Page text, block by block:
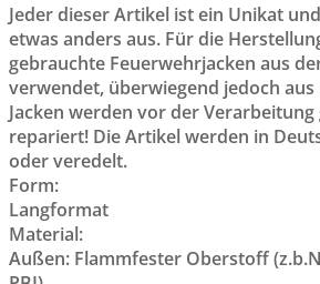
Jeder dieser Artikel ist ein Unikat
etwas anders aus. Für die
gebrauchte Feuerwehrjacken aus
verwendet, überwiegend jedoch aus
Jacken werden vor der
repariert! Die Artikel werden in
oder veredelt.
Form:
Langformat
Material:
Außen: Flammfester Oberstoff